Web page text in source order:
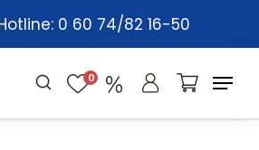
0 60 74/82 16-50
0